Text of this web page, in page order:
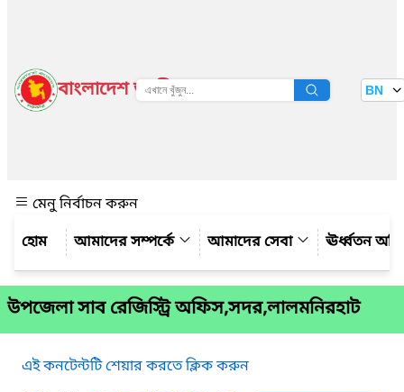
বাংলাদেশ জাতীয় তথ্য বাতায়ন BN
মেনু নির্বাচন করুন
আমাদের সম্পর্কে
আমাদের সেবা ঊর্ধ্বতন
উপজেলা সাব রেজিস্ট্রি অফিস,সদর,লালমনিরহাট
এই কনটেন্টটি শেয়ার করতে ক্লিক করুন